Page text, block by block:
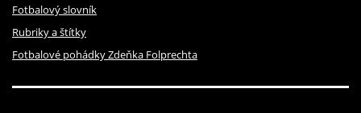
Fotbalový slovník
Rubriky a štítky
Fotbalové pohádky Zdeňka Folprechta